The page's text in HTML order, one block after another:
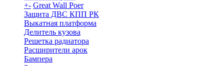
+- Great Wall Poer
Защита ДВС КПП РК
Выкатная платформа
Делитель кузова
Решетка радиатора
Расширители арок
Бампера